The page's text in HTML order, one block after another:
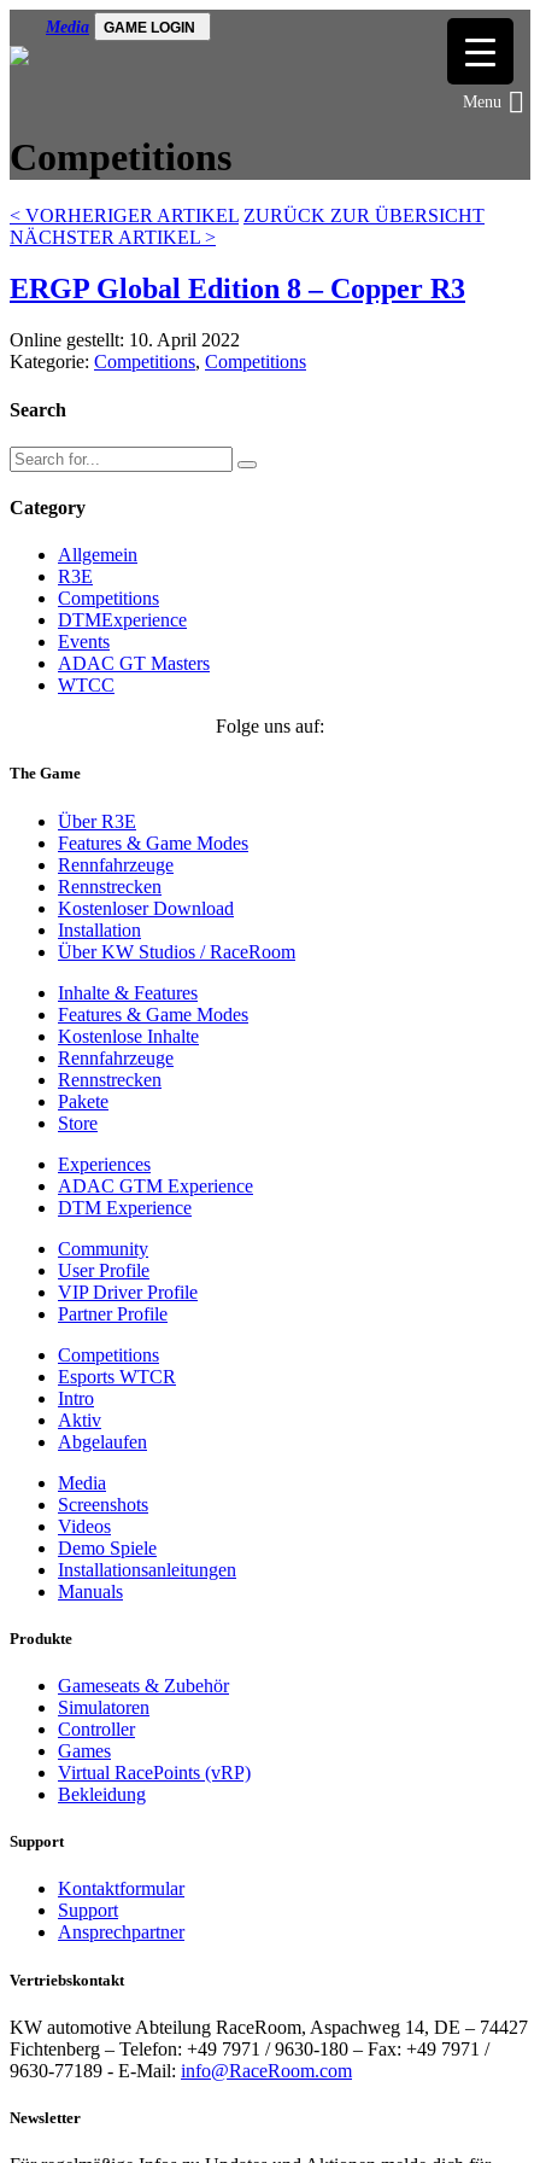
Media GAME LOGIN
Competitions
< VORHERIGER ARTIKEL ZURÜCK ZUR ÜBERSICHT
NÄCHSTER ARTIKEL >
ERGP Global Edition 8 – Copper R3
Online gestellt: 10. April 2022
Kategorie: Competitions, Competitions
Search
Category
Allgemein
R3E
Competitions
DTMExperience
Events
ADAC GT Masters
WTCC
Folge uns auf:
The Game
Über R3E
Features & Game Modes
Rennfahrzeuge
Rennstrecken
Kostenloser Download
Installation
Über KW Studios / RaceRoom
Inhalte & Features
Features & Game Modes
Kostenlose Inhalte
Rennfahrzeuge
Rennstrecken
Pakete
Store
Experiences
ADAC GTM Experience
DTM Experience
Community
User Profile
VIP Driver Profile
Partner Profile
Competitions
Esports WTCR
Intro
Aktiv
Abgelaufen
Media
Screenshots
Videos
Demo Spiele
Installationsanleitungen
Manuals
Produkte
Gameseats & Zubehör
Simulatoren
Controller
Games
Virtual RacePoints (vRP)
Bekleidung
Support
Kontaktformular
Support
Ansprechpartner
Vertriebskontakt
KW automotive Abteilung RaceRoom, Aspachweg 14, DE – 74427
Fichtenberg – Telefon: +49 7971 / 9630-180 – Fax: +49 7971 /
9630-77189 - E-Mail: info@RaceRoom.com
Newsletter